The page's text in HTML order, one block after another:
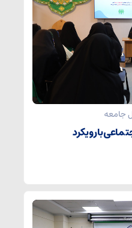
جامعه
با رویکرد